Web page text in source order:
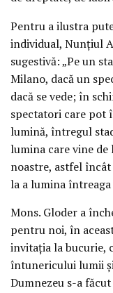
Pentru a ilustra
individual, Nunțiul
sugestivă: „Pe un
Milano, dacă un
dacă se vede; în
spectatori care pot
lumină, întregul
lumina care vine de
noastre, astfel
la a lumina
Mons. Gloder a
pentru noi, în
invitația la bucurie,
întunericului lumii
Dumnezeu s-a